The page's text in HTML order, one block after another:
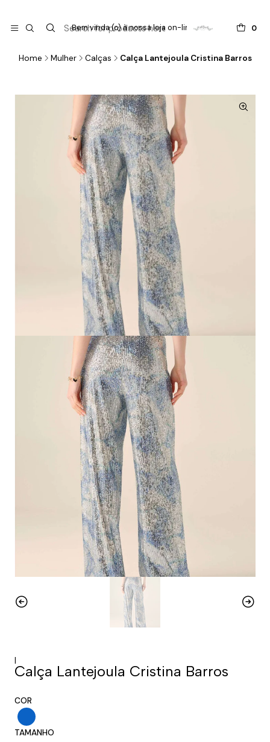
0
Bem vinda (o) à nossa loja on-line !
Home Mulher Calças Calça Lantejoula Cristina Barros
|
Calça Lantejoula Cristina Barros
COR
TAMANHO